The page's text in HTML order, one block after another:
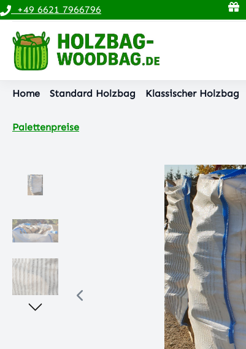
Zur Hauptnavigation springen
+49 6621 7966796
Home Standard Holzbag Klassischer Holzbag
Palettenpreise
Bildergalerie überspringen